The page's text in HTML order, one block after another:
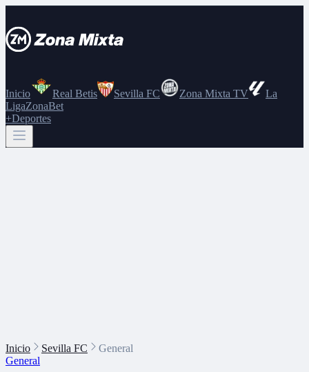
Inicio Real Betis Sevilla FC Zona Mixta TV
La
LigaZonaBet
+Deportes
Inicio Sevilla FC
General
General